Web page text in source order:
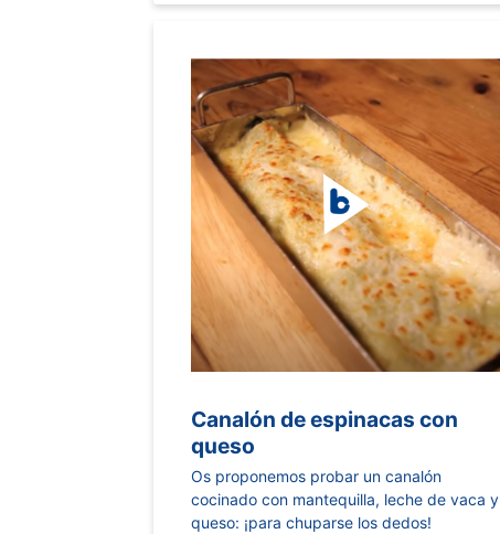
Canalón de espinacas con
queso
Os proponemos probar un canalón
cocinado con mantequilla, leche de vaca y
queso: ¡para chuparse los dedos!